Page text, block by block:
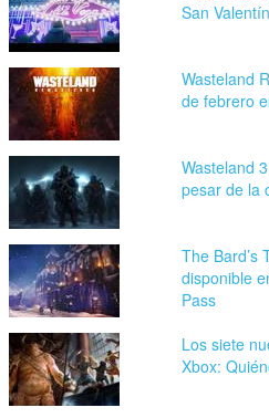
San
Wasteland
de febrero
Wasteland
pesar de la
The Bard’s
disponible
Pass
Los siete
Xbox: